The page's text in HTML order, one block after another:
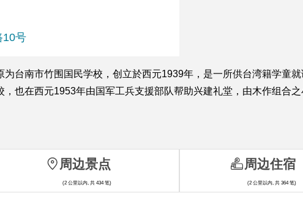
10号
台南市竹围国民学校，创立於西元1939年，是一所供台湾籍学童
也在西元1953年由国军工兵支援部队帮助兴建礼堂，由木作组合
周边景点
(2 公里以内, 共 434 笔)
周边住宿
(2 公里以内, 共 364 笔)